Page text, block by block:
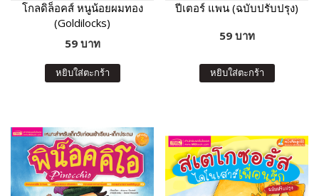
โกลดิล็อคส์ หนูน้อยผมทอง
(Goldilocks)
59 บาท
หยิบใส่ตะกร้า
ปีเตอร์ แพน (ฉบับปรับปรุง)
59 บาท
หยิบใส่ตะกร้า